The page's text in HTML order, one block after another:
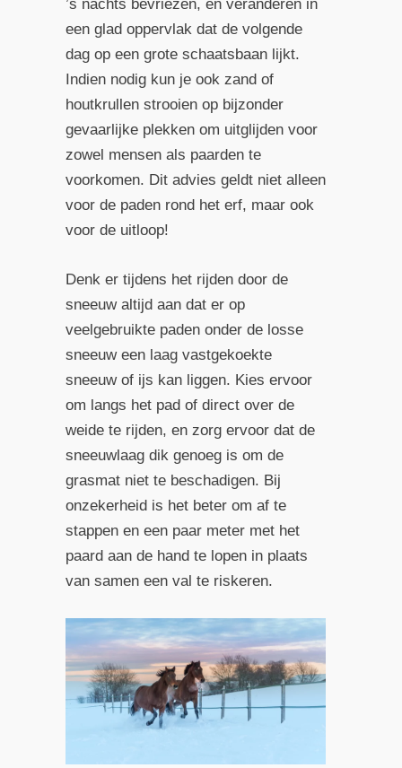
’s nachts bevriezen, en veranderen in
een glad oppervlak dat de volgende
dag op een grote schaatsbaan lijkt.
Indien nodig kun je ook zand of
houtkrullen strooien op bijzonder
gevaarlijke plekken om uitglijden voor
zowel mensen als paarden te
voorkomen. Dit advies geldt niet alleen
voor de paden rond het erf, maar ook
voor de uitloop!
Denk er tijdens het rijden door de
sneeuw altijd aan dat er op
veelgebruikte paden onder de losse
sneeuw een laag vastgekoekte
sneeuw of ijs kan liggen. Kies ervoor
om langs het pad of direct over de
weide te rijden, en zorg ervoor dat de
sneeuwlaag dik genoeg is om de
grasmat niet te beschadigen. Bij
onzekerheid is het beter om af te
stappen en een paar meter met het
paard aan de hand te lopen in plaats
van samen een val te riskeren.